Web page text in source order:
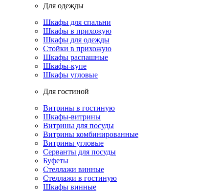
Для одежды
Шкафы для спальни
Шкафы в прихожую
Шкафы для одежды
Стойки в прихожую
Шкафы распашные
Шкафы-купе
Шкафы угловые
Для гостиной
Витрины в гостиную
Шкафы-витрины
Витрины для посуды
Витрины комбинированные
Витрины угловые
Серванты для посуды
Буфеты
Стеллажи винные
Стеллажи в гостиную
Шкафы винные